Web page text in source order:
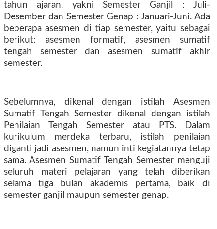
tahun ajaran, yakni Semester Ganjil : Juli-
Desember dan Semester Genap : Januari-Juni. Ada
beberapa asesmen di tiap semester, yaitu sebagai
berikut: asesmen formatif, asesmen sumatif
tengah semester dan asesmen sumatif akhir
semester.
Sebelumnya, dikenal dengan istilah Asesmen
Sumatif Tengah Semester dikenal dengan istilah
Penilaian Tengah Semester atau PTS. Dalam
kurikulum merdeka terbaru, istilah penilaian
diganti jadi asesmen, namun inti kegiatannya tetap
sama. Asesmen Sumatif Tengah Semester menguji
seluruh materi pelajaran yang telah diberikan
selama tiga bulan akademis pertama, baik di
semester ganjil maupun semester genap.